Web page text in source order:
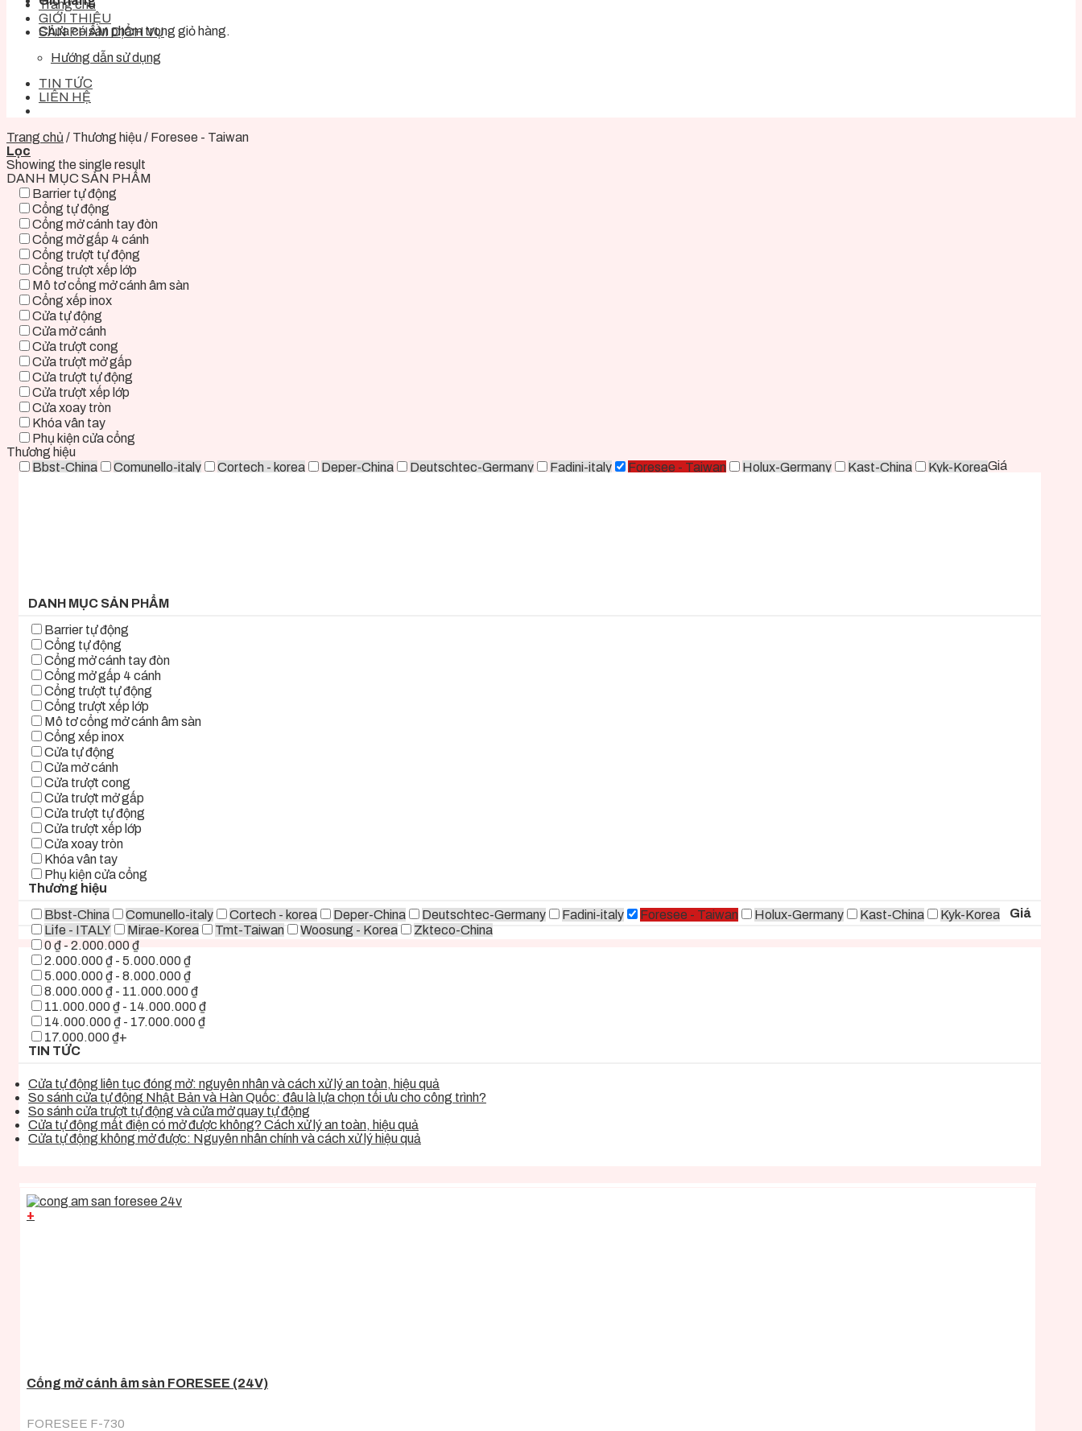
Chưa có sản phẩm trong giỏ hàng.
Trang chủ
GIỚI THIỆU
SẢN PHẨM DỊCH VỤ
Hướng dẫn sử dụng
TIN TỨC
LIÊN HỆ
Trang chủ / Thương hiệu/ Foresee - Taiwan
Lọc
Showing the single result
DANH MỤC SẢN PHẨM
Barrier tự động
Cổng tự động
Cổng mở cánh tay đòn
Cổng mở gấp 4 cánh
Cổng trượt tự động
Cổng trượt xếp lớp
Mô tơ cổng mở cánh âm sàn
Cổng xếp inox
Cửa tự động
Cửa mở cánh
Cửa trượt cong
Cửa trượt mở gấp
Cửa trượt tự động
Cửa trượt xếp lớp
Cửa xoay tròn
Khóa vân tay
Phụ kiện cửa cổng
Thương hiệu
Bbst-China
Comunello-italy Cortech - korea Deper-China Deutschtec-Germany Fadini-italy Foresee - Taiwan Holux-Germany Kast-China
Kyk-KoreaGiá
DANH MỤC SẢN PHẨM
Barrier tự động
Cổng tự động
Cổng mở cánh tay đòn
Cổng mở gấp 4 cánh
Cổng trượt tự động
Cổng trượt xếp lớp
Mô tơ cổng mở cánh âm sàn
Cổng xếp inox
Cửa tự động
Cửa mở cánh
Cửa trượt cong
Cửa trượt mở gấp
Cửa trượt tự động
Cửa trượt xếp lớp
Cửa xoay tròn
Khóa vân tay
Phụ kiện cửa cổng
Thương hiệu
Bbst-China
Comunello-italy Cortech - korea Deper-China Deutschtec-Germany Fadini-italy Foresee - Taiwan Holux-Germany Kast-China
Kyk-Korea
Life - ITALY
Mirae-Korea Tmt-Taiwan Woosung - Korea Zkteco-China
Giá
0 ₫ - 2.000.000 ₫
2.000.000 ₫ - 5.000.000 ₫
5.000.000 ₫ - 8.000.000 ₫
8.000.000 ₫ - 11.000.000 ₫
11.000.000 ₫ - 14.000.000 ₫
14.000.000 ₫ - 17.000.000 ₫
17.000.000 ₫+
TIN TỨC
Cửa tự động liên tục đóng mở: nguyên nhân và cách xử lý an toàn, hiệu quả
So sánh cửa tự động Nhật Bản và Hàn Quốc: đâu là lựa chọn tối ưu cho công trình?
So sánh cửa trượt tự động và cửa mở quay tự động
Cửa tự động mất điện có mở được không? Cách xử lý an toàn, hiệu quả
Cửa tự động không mở được: Nguyên nhân chính và cách xử lý hiệu quả
+
Cổng mở cánh âm sàn FORESEE (24V)
FORESEE F-730